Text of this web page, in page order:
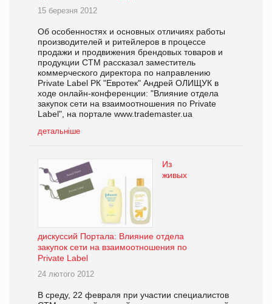
15 березня 2012
Об особенностях и основных отличиях работы
производителей и ритейлеров в процессе
продажи и продвижения брендовых товаров и
продукции СТМ рассказал заместитель
коммерческого директора по направлению
Private Label РК "Евротек" Андрей ОЛИЩУК в
ходе онлайн-конференции: "Влияние отдела
закупок сети на взаимоотношения по Private
Label", на портале www.trademaster.ua
детальніше
Из
живых
дискуссий Портала: Влияние отдела
закупок сети на взаимоотношения по
Private Label
24 лютого 2012
В среду, 22 февраля при участии специалистов